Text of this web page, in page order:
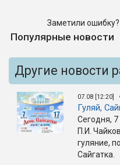
Заметили
Популярные новости
Другие новости
07.08 [12:20]
Гуляй,
Сегодня,
П.И.
гуляние,
Сайгатка.